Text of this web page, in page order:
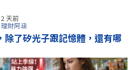
天前
財阿涵
除了矽光子跟記憶體，還有哪